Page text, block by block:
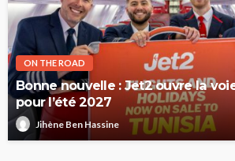
ON THE ROAD
Bonne nouvelle : Jet2 ouvre la
pour l’été 2027
Jihène Ben Hassine